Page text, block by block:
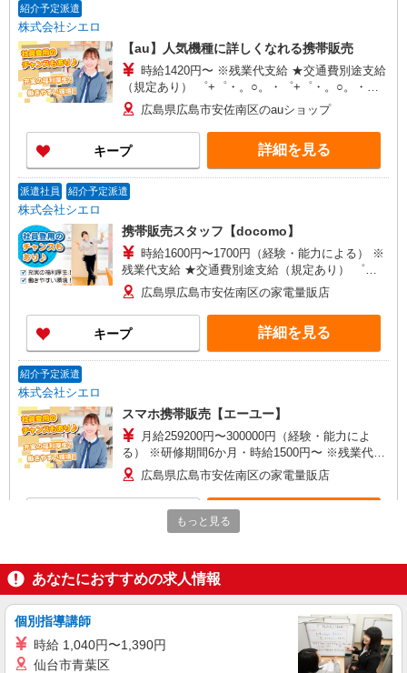
紹介予定派遣
株式会社シエロ
【au】人気機種に詳しくなれる携帯販売
時給1420円〜 ※残業代支給 ★交通費別途支給
（規定あり） ゜+゜・。○。・゜+゜・。○。・゜
+゜ 入社祝い金10万円支給(規定有) お友達を紹介
頂くと, インセンティブ支給(規定有) ★月2回払
い・週払い可能（規程有）★ ゜・。○。・゜
+゜・。○。・゜+゜
広島県広島市安佐南区のauショップ
キープ 詳細を見る
派遣社員 紹介予定派遣
株式会社シエロ
携帯販売スタッフ【docomo】
時給1600円〜1700円（経験・能力による） ※
残業代支給 ★交通費別途支給（規定あり） ゜
+゜・。○。・゜+゜・。○。・゜+゜ 入社祝い金10
万円支給(規定有) お友達を紹介頂くと, インセンテ
ィブ支給(規定有) ★月2回払い・週払い可能（規程
有）★ ゜・。○。・゜+゜・。○。・゜+゜
広島県広島市安佐南区の家電量販店
キープ 詳細を見る
紹介予定派遣
株式会社シエロ
スマホ携帯販売【エーユー】
月給259200円〜300000円（経験・能力によ
る） ※研修期間6か月・時給1500円〜 ※残業代支
給 ★交通費別途支給（規定あり） ゜+゜・。
○。・゜+゜・。○。・゜+゜ 入社祝い金10万円支
給(規定有) お友達を紹介頂くと, インセンティブ支
給(規定有) ゜・。○。・゜+゜・。○。・゜+゜
広島県広島市安佐南区の家電量販店
株式会社シエロ
【au】人気機種に詳しくなれる携帯販売
月給195000円〜235000円（経験・能力によ
る） ※給与幅は経験・スキルによる 交通費全額支
給 賞与有※業績連動性 制服貸与 社会保険完備 車
広島県広島市安佐南区のauショップ
もっと見る
あなたにおすすめの求人情報
個別指導講師
時給 1,040円〜1,390円
仙台市青葉区